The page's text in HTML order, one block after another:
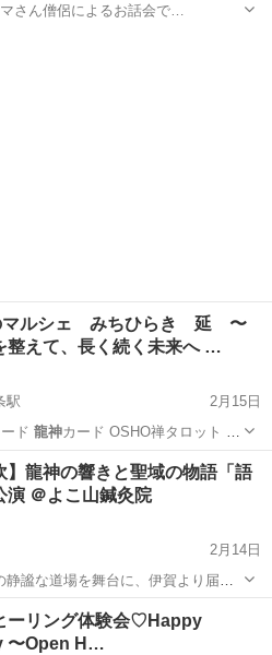
さん僧侶によるお話会で…
マルシェ みちひらき 延 〜
整えて、長く続く未来へ …
駅
2月15日
ド 龍神カード OSHO禅タロット 各
その他 チャネリング
】龍神の響きと聖域の物語「語
演 ＠よこ山鍼灸院
2月14日
謐な道場を舞台に、伊賀より届く
回
「語りかぐら」。 日常を忘れ、凛
ョー 龍神
ーリング体験会♡Happy
〜Open H…